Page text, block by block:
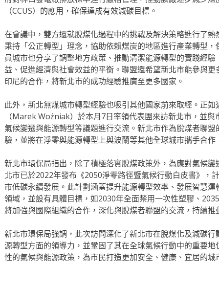
（CCUS）的應用，確保達成有效減碳目標。
在會議中，雙方還就脫煤化過程中的挑戰及解決策略進行了
秉持「公正轉型」理念，協助依賴煤炭的地區進行產業轉型
員城市也分享了調整地方政策、推動清潔能源轉型的實踐經
益、促進經濟與社會效益的平衡。聯盟還希望新北市能參與
印尼的合作，將新北市的成功經驗推廣至更多國家。
此外，新北無煤城市轉型經驗也吸引其他國家前來取經。正
（Marek Woźniak）於本月7日率領代表團來訪新北市，並
氣候變遷與能源轉型等議題進行交流。新北市作為脫煤者聯
驗，並將在淨零與能源轉型上與波蘭等其他全球城市攜手合
新北市環保局指出，除了積極落實脫煤政策外，為應對氣候
北市已於2022年發布《2050淨零路徑暨氣候行動白皮書》，
市低碳永續發展。此計劃涵蓋提升能源轉型效率、發展智慧
領域，並設有具體目標，如2030年全面禁用一次性塑膠、
將加強與國際組織的合作，深化與脫煤者聯盟的交流，持續推
新北市環保局強調，此次訪問深化了新北市在脫煤化及減碳
源轉型方面的領導力，並鞏固了其在全球氣候行動中的重要
性的氣候與能源政策，為市民打造更加安全、健康、宜居的城